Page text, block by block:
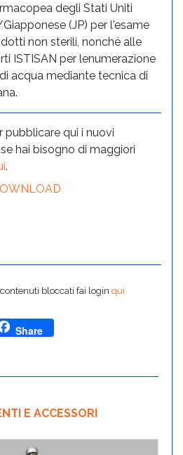
degli Stati Uniti
(JP) per l'esame
non sterili, nonché alle
ISTISAN per lenumerazione
acqua mediante tecnica di
qui i nuovi
hai bisogno di maggiori
.
bloccati fai login qui
Share
E ACCESSORI